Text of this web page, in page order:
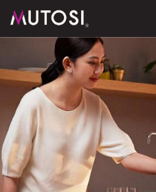
Có sản phẩm trong giỏ hàng